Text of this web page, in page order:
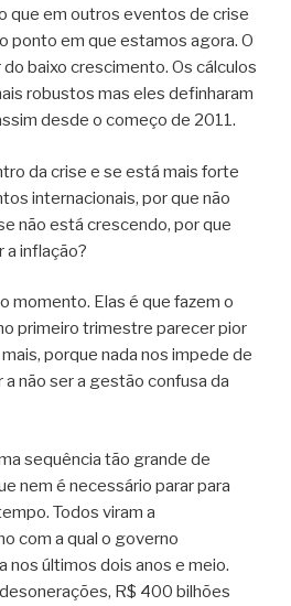
que em outros eventos de crise
ponto em que estamos agora. O
baixo crescimento. Os cálculos
robustos mas eles definharam
desde o começo de 2011.
da crise e se está mais forte
internacionais, por que não
não está crescendo, por que
a inflação?
momento. Elas é que fazem o
primeiro trimestre parecer pior
porque nada nos impede de
não ser a gestão confusa da
sequência tão grande de
nem é necessário parar para
Todos viram a
com a qual o governo
nos últimos dois anos e meio.
R$ 400 bilhões